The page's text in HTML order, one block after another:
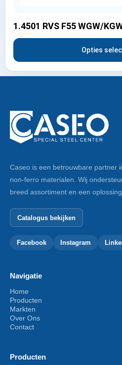
1.4501 RVS F55 WGW/
Opties
Caseo is een betrouwbare partner
non-ferro materialen. Wij
breed assortiment en een
Catalogus bekijken
Facebook Instagram
Navigatie
Home
Producten
Markten
Over Ons
Contact
Producten